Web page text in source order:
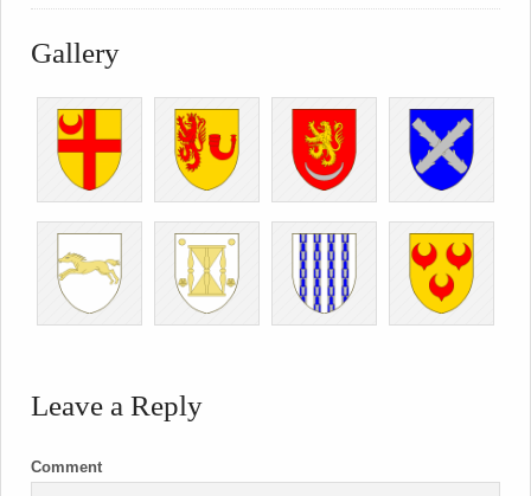
Gallery
Leave a Reply
Comment